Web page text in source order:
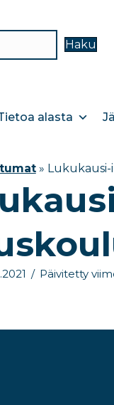
Haku
alasta
»
/ Päivitetty